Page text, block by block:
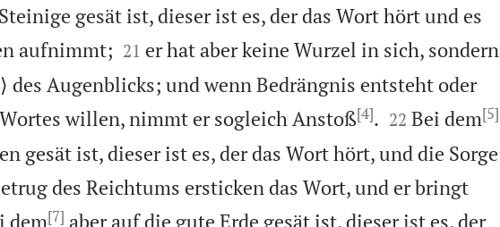
gesät ist, dieser ist es, der das Wort hört und es
aufnimmt;
21 er hat aber keine Wurzel in sich, sondern
des Augenblicks; und wenn Bedrängnis entsteht oder
willen, nimmt er sogleich Anstoß[4].
22 Bei dem[5]
gesät ist, dieser ist es, der das Wort hört, und die Sorge
des Reichtums ersticken das Wort, und er bringt
dem[7] aber auf die gute Erde gesät ist, dieser ist es, der